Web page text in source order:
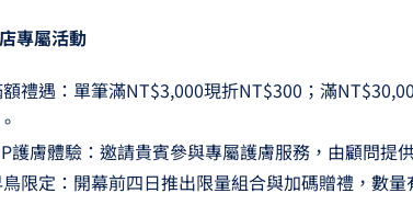
專屬活動
禮遇：單筆滿NT$3,000現折NT$300；滿
護膚體驗：邀請貴賓參與專屬護膚服務，由顧問提
限定：開幕前四日推出限量組合與加碼贈禮，數量